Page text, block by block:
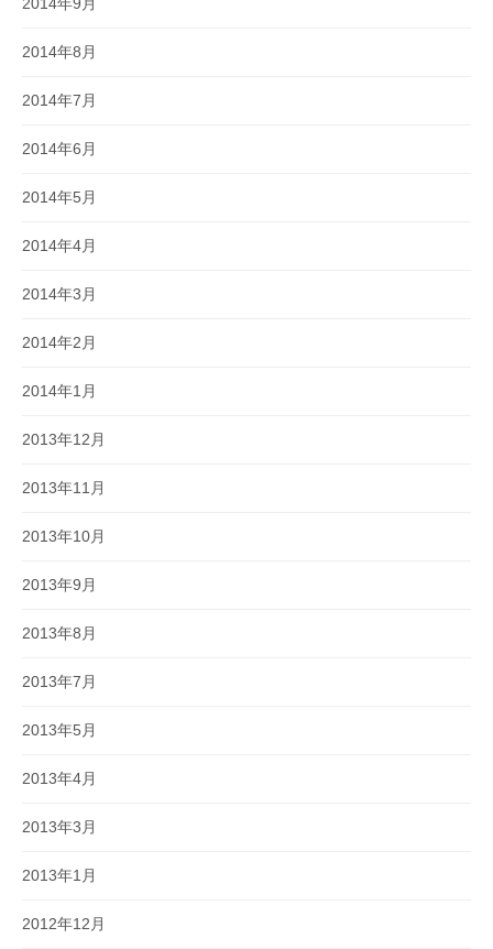
2014年9月
2014年8月
2014年7月
2014年6月
2014年5月
2014年4月
2014年3月
2014年2月
2014年1月
2013年12月
2013年11月
2013年10月
2013年9月
2013年8月
2013年7月
2013年5月
2013年4月
2013年3月
2013年1月
2012年12月